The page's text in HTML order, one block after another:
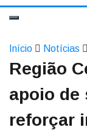
Início Notícias
Região
apoio de
reforçar